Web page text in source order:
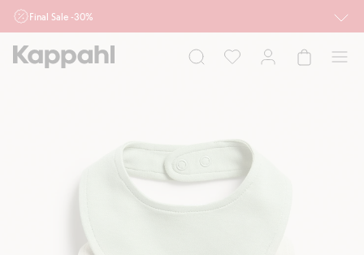
Final Sale -30%
działu outlet do 10.8 w sklepach Kappahl i Newbie oraz na kappahl.com. Ofert
nie łączymy